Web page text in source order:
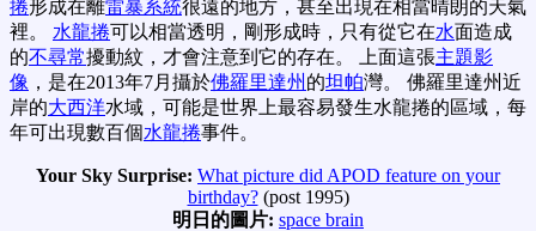
捲形成在離雷暴系統很遠的地方，甚至出現在相當晴朗的天氣
裡。 水龍捲可以相當透明，剛形成時，只有從它在水面造成
的不尋常擾動紋，才會注意到它的存在。 上面這張主題影
像 ，是在2013年7月攝於佛羅里達州 的坦帕灣。 佛羅里達州近
岸的大西洋水域，可能是世界上最容易發生水龍捲的區域，每
年可出現數百個水龍捲事件。
Your Sky Surprise: What picture did APOD feature on your
birthday?(post 1995)
明日的圖片: space brain